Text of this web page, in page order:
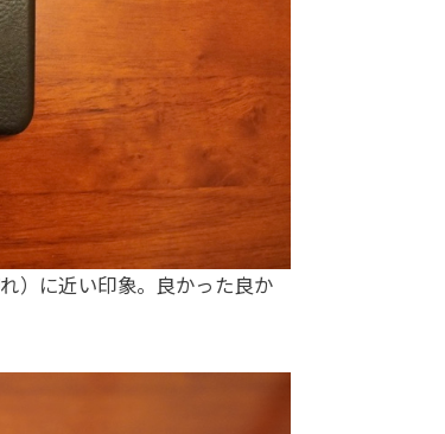
）に近い印象。良かった良か